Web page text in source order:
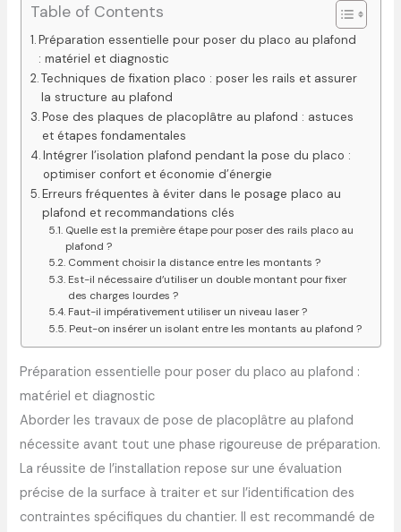
Table of Contents
Préparation essentielle pour poser du placo au plafond
: matériel et diagnostic
Techniques de fixation placo : poser les rails et assurer
la structure au plafond
Pose des plaques de placoplâtre au plafond : astuces
et étapes fondamentales
Intégrer l’isolation plafond pendant la pose du placo :
optimiser confort et économie d’énergie
Erreurs fréquentes à éviter dans le posage placo au
plafond et recommandations clés
Quelle est la première étape pour poser des rails placo au
plafond ?
Comment choisir la distance entre les montants ?
Est-il nécessaire d’utiliser un double montant pour fixer
des charges lourdes ?
Faut-il impérativement utiliser un niveau laser ?
Peut-on insérer un isolant entre les montants au plafond ?
Préparation essentielle pour poser du placo au plafond :
matériel et diagnostic
Aborder les travaux de pose de placoplâtre au plafond
nécessite avant tout une phase rigoureuse de préparation.
La réussite de l’installation repose sur une évaluation
précise de la surface à traiter et sur l’identification des
contraintes spécifiques du chantier. Il est recommandé de